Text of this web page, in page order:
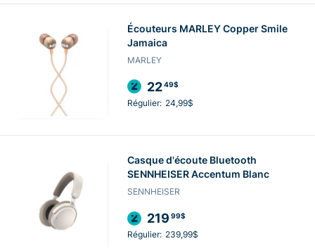
Écouteurs MARLEY Copper Smile
Jamaica
MARLEY
2249$
Régulier: 24,99$
Casque d'écoute Bluetooth
SENNHEISER Accentum Blanc
SENNHEISER
219 99$
Régulier: 239,99$